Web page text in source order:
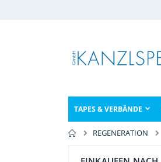
TAPES & VERBÄNDE
REGENERATION